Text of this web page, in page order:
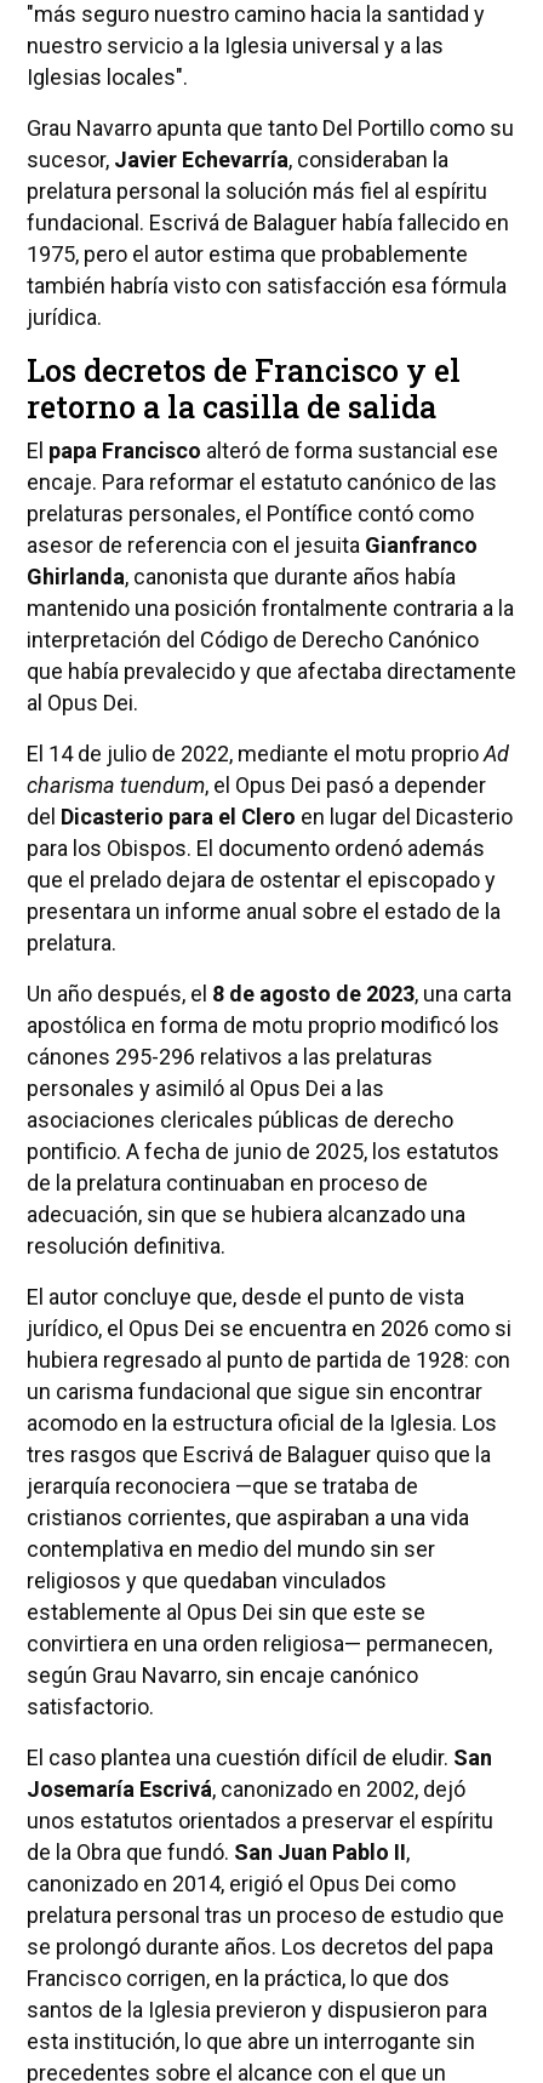
"más seguro nuestro camino hacia la santidad y
nuestro servicio a la Iglesia universal y a las
Iglesias locales".
Grau Navarro apunta que tanto Del Portillo como su
sucesor, Javier Echevarría, consideraban la
prelatura personal la solución más fiel al espíritu
fundacional. Escrivá de Balaguer había fallecido en
1975, pero el autor estima que probablemente
también habría visto con satisfacción esa fórmula
jurídica.
Los decretos de Francisco y el
retorno a la casilla de salida
El papa Francisco alteró de forma sustancial ese
encaje. Para reformar el estatuto canónico de las
prelaturas personales, el Pontífice contó como
asesor de referencia con el jesuita Gianfranco
Ghirlanda, canonista que durante años había
mantenido una posición frontalmente contraria a la
interpretación del Código de Derecho Canónico
que había prevalecido y que afectaba directamente
al Opus Dei.
El 14 de julio de 2022, mediante el motu proprioAd
charisma tuendum, el Opus Dei pasó a depender
del Dicasterio para el Clero en lugar del Dicasterio
para los Obispos. El documento ordenó además
que el prelado dejara de ostentar el episcopado y
presentara un informe anual sobre el estado de la
prelatura.
Un año después, el 8 de agosto de 2023, una carta
apostólica en forma de motu proprio modificó los
cánones 295-296 relativos a las prelaturas
personales y asimiló al Opus Dei a las
asociaciones clericales públicas de derecho
pontificio. A fecha de junio de 2025, los estatutos
de la prelatura continuaban en proceso de
adecuación, sin que se hubiera alcanzado una
resolución definitiva.
El autor concluye que, desde el punto de vista
jurídico, el Opus Dei se encuentra en 2026 como si
hubiera regresado al punto de partida de 1928: con
un carisma fundacional que sigue sin encontrar
acomodo en la estructura oficial de la Iglesia. Los
tres rasgos que Escrivá de Balaguer quiso que la
jerarquía reconociera —que se trataba de
cristianos corrientes, que aspiraban a una vida
contemplativa en medio del mundo sin ser
religiosos y que quedaban vinculados
establemente al Opus Dei sin que este se
convirtiera en una orden religiosa— permanecen,
según Grau Navarro, sin encaje canónico
satisfactorio.
El caso plantea una cuestión difícil de eludir. San
Josemaría Escrivá, canonizado en 2002, dejó
unos estatutos orientados a preservar el espíritu
de la Obra que fundó. San Juan Pablo II,
canonizado en 2014, erigió el Opus Dei como
prelatura personal tras un proceso de estudio que
se prolongó durante años. Los decretos del papa
Francisco corrigen, en la práctica, lo que dos
santos de la Iglesia previeron y dispusieron para
esta institución, lo que abre un interrogante sin
precedentes sobre el alcance con el que un